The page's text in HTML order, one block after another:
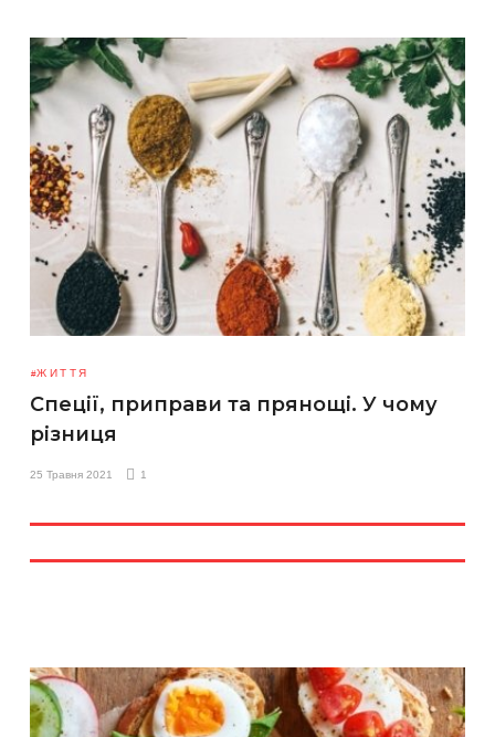
ЖИТТЯ
Спеції, приправи та прянощі. У чому
різниця
25 Травня 2021 1